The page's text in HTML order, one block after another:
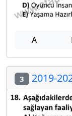
A
3 2019-